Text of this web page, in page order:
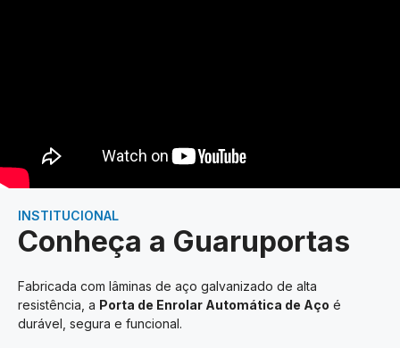
INSTITUCIONAL
Conheça a Guaruportas
Fabricada com lâminas de aço galvanizado de alta
resistência, a Porta de Enrolar Automática de Aço é
durável, segura e funcional.